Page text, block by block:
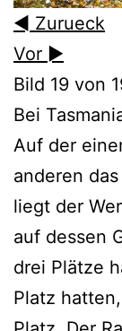
◄ Zurueck
Vor ►
Bild 19 von
Bei
Auf der
anderen
liegt der
auf dessen
drei Plätze
Platz